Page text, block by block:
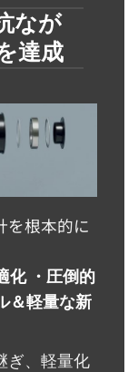
なが
達成
を根本的に
化 ・圧倒的
＆軽量な新
ぎ、軽量化